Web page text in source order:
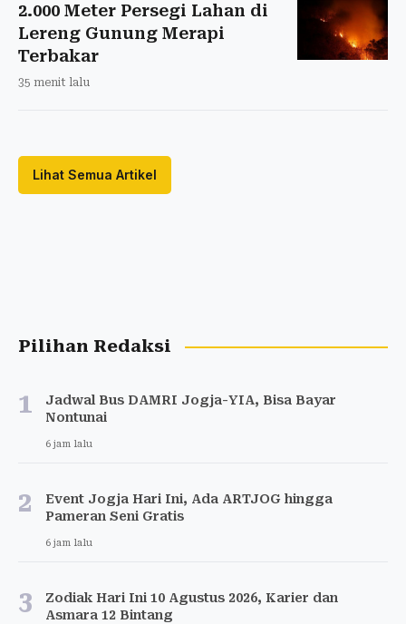
2.000 Meter Persegi Lahan di
Lereng Gunung Merapi
Terbakar
35 menit lalu
Lihat Semua Artikel
Pilihan Redaksi
1
Jadwal Bus DAMRI Jogja-YIA, Bisa Bayar
Nontunai
6 jam lalu
2
Event Jogja Hari Ini, Ada ARTJOG hingga
Pameran Seni Gratis
6 jam lalu
3
Zodiak Hari Ini 10 Agustus 2026, Karier dan
Asmara 12 Bintang